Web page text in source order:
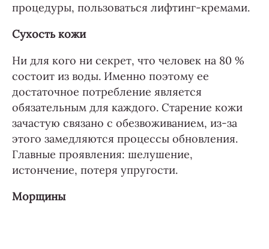
процедуры, пользоваться лифтинг-кремами.
Сухость кожи
Ни для кого ни секрет, что человек на 80 %
состоит из воды. Именно поэтому ее
достаточное потребление является
обязательным для каждого. Старение кожи
зачастую связано с обезвоживанием, из-за
этого замедляются процессы обновления.
Главные проявления: шелушение,
истончение, потеря упругости.
Морщины